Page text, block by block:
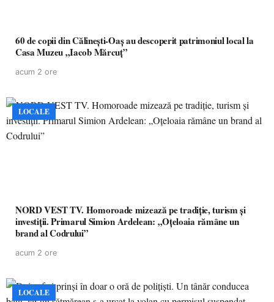
60 de copii din Călinești-Oaș au descoperit patrimoniul local la
Casa Muzeu „Iacob Mărcuț”
acum 2 ore
LOCALE
NORD VEST TV. Homoroade mizează pe tradiție, turism și
investiții. Primarul Simion Ardelean: „Oțeloaia rămâne un
brand al Codrului”
acum 2 ore
LOCALE